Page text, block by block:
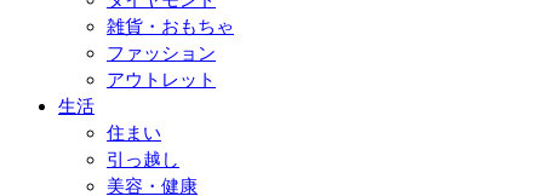
雑貨・おもちゃ
ファッション
アウトレット
生活
住まい
引っ越し
美容・健康